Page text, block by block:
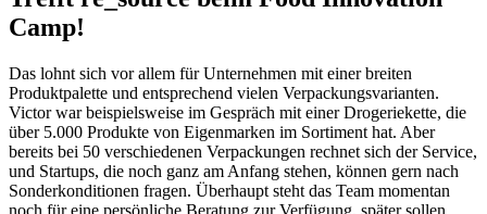
Camp!
Das lohnt sich vor allem für Unternehmen mit einer breiten
Produktpalette und entsprechend vielen Verpackungsvarianten.
Victor war beispielsweise im Gespräch mit einer Drogeriekette, die
über 5.000 Produkte von Eigenmarken im Sortiment hat. Aber
bereits bei 50 verschiedenen Verpackungen rechnet sich der Service,
und Startups, die noch ganz am Anfang stehen, können gern nach
Sonderkonditionen fragen. Überhaupt steht das Team momentan